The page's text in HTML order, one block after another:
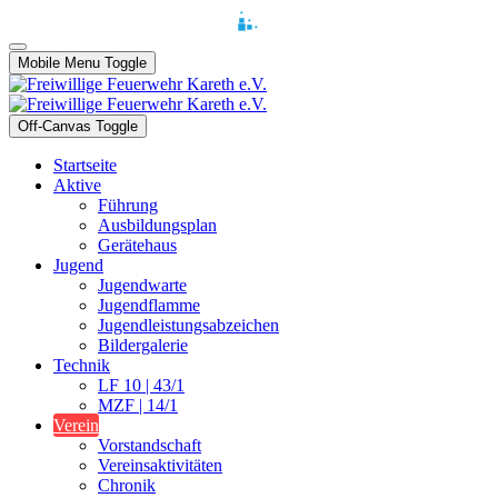
Mobile Menu Toggle
Off-Canvas Toggle
Startseite
Aktive
Führung
Ausbildungsplan
Gerätehaus
Jugend
Jugendwarte
Jugendflamme
Jugendleistungsabzeichen
Bildergalerie
Technik
LF 10 | 43/1
MZF | 14/1
Verein
Vorstandschaft
Vereinsaktivitäten
Chronik